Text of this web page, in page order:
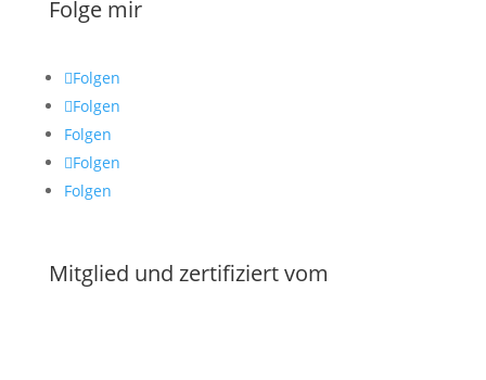
Folge mir
Folgen
Folgen
Folgen
Folgen
Folgen
Mitglied und zertifiziert vom